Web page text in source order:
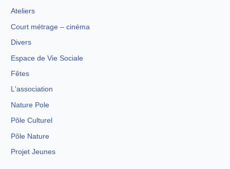
Ateliers
Court métrage – cinéma
Divers
Espace de Vie Sociale
Fêtes
L'association
Nature Pole
Pôle Culturel
Pôle Nature
Projet Jeunes